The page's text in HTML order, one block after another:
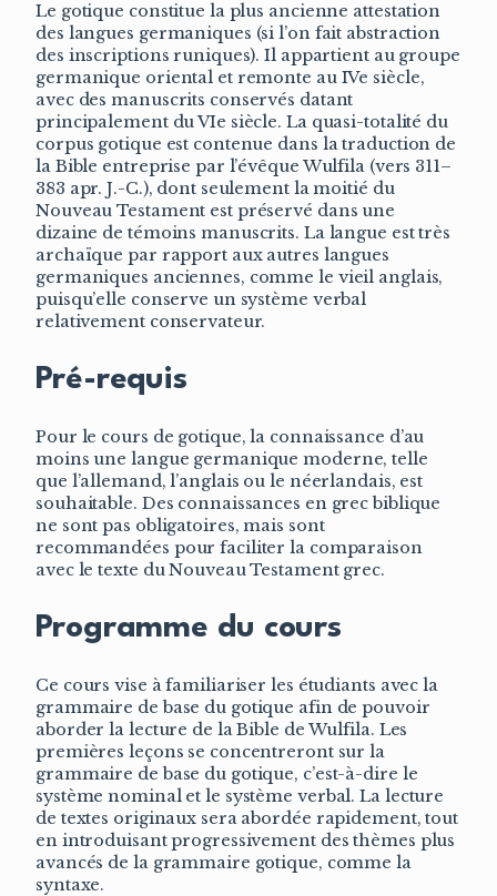
Le gotique constitue la plus ancienne attestation
des langues germaniques (si l’on fait abstraction
des inscriptions runiques). Il appartient au groupe
germanique oriental et remonte au IVe siècle,
avec des manuscrits conservés datant
principalement du VIe siècle. La quasi-totalité du
corpus gotique est contenue dans la traduction de
la Bible entreprise par l’évêque Wulfila (vers 311–
383 apr. J.-C.), dont seulement la moitié du
Nouveau Testament est préservé dans une
dizaine de témoins manuscrits. La langue est très
archaïque par rapport aux autres langues
germaniques anciennes, comme le vieil anglais,
puisqu’elle conserve un système verbal
relativement conservateur.
Pré-requis
Pour le cours de gotique, la connaissance d’au
moins une langue germanique moderne, telle
que l’allemand, l’anglais ou le néerlandais, est
souhaitable. Des connaissances en grec biblique
ne sont pas obligatoires, mais sont
recommandées pour faciliter la comparaison
avec le texte du Nouveau Testament grec.
Programme du cours
Ce cours vise à familiariser les étudiants avec la
grammaire de base du gotique afin de pouvoir
aborder la lecture de la Bible de Wulfila. Les
premières leçons se concentreront sur la
grammaire de base du gotique, c’est-à-dire le
système nominal et le système verbal. La lecture
de textes originaux sera abordée rapidement, tout
en introduisant progressivement des thèmes plus
avancés de la grammaire gotique, comme la
syntaxe.